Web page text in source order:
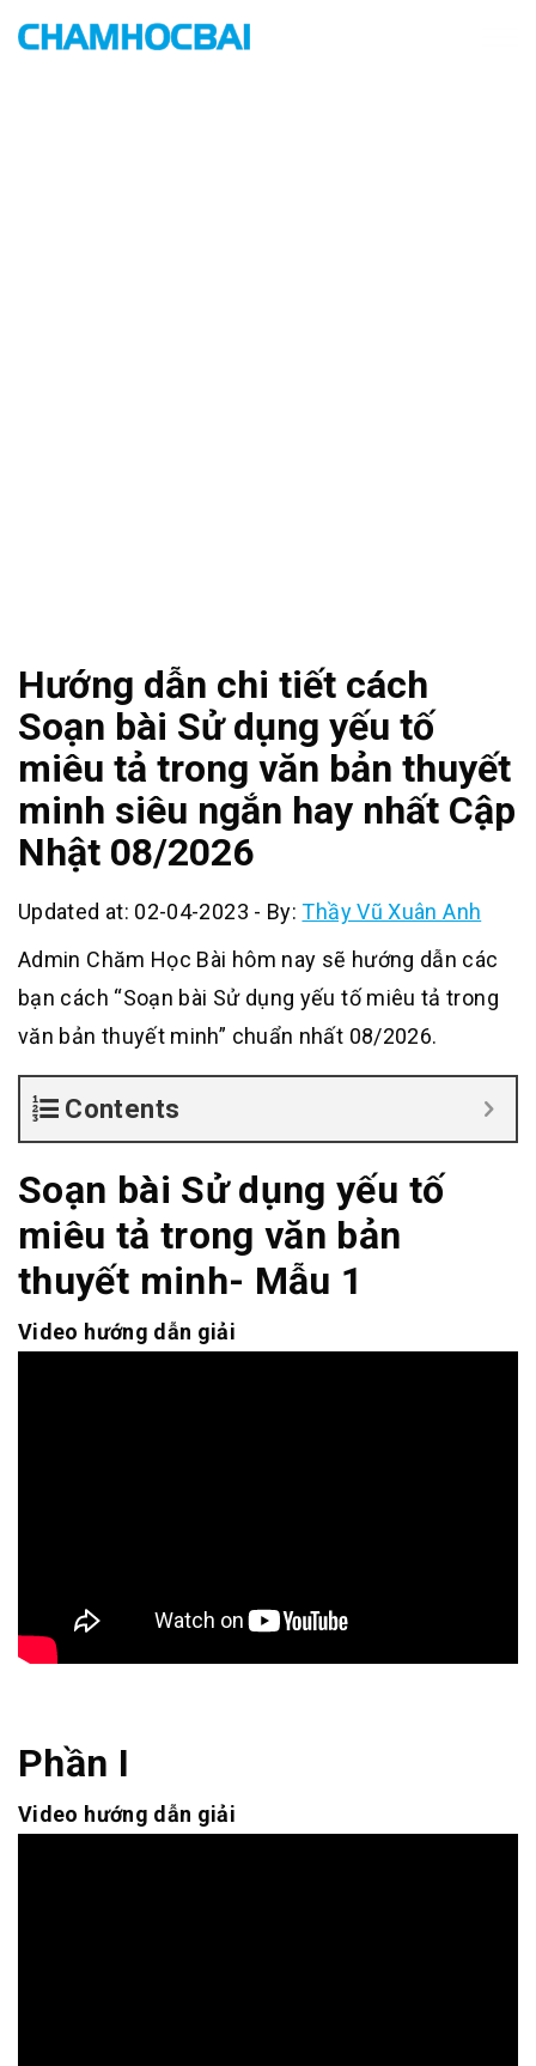
Hướng dẫn chi tiết cách
Soạn bài Sử dụng yếu tố
miêu tả trong văn bản thuyết
minh siêu ngắn hay nhất Cập
Nhật 08/2026
Updated at: 02-04-2023 - By:Thầy Vũ Xuân Anh
Admin Chăm Học Bài hôm nay sẽ hướng dẫn các
bạn cách “Soạn bài Sử dụng yếu tố miêu tả trong
văn bản thuyết minh” chuẩn nhất 08/2026.
Contents
Soạn bài Sử dụng yếu tố
miêu tả trong văn bản
thuyết minh- Mẫu 1
Video hướng dẫn giải
Phần I
Video hướng dẫn giải